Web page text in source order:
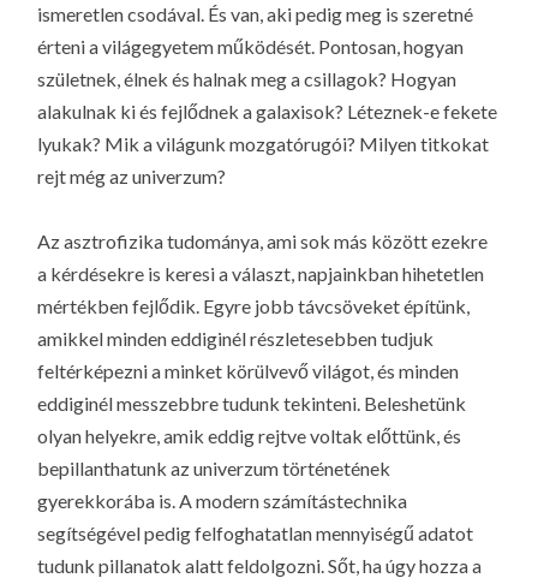
ismeretlen csodával. És van, aki pedig meg is szeretné
érteni a világegyetem működését. Pontosan, hogyan
születnek, élnek és halnak meg a csillagok? Hogyan
alakulnak ki és fejlődnek a galaxisok? Léteznek-e fekete
lyukak? Mik a világunk mozgatórugói? Milyen titkokat
rejt még az univerzum?
Az asztrofizika tudománya, ami sok más között ezekre
a kérdésekre is keresi a választ, napjainkban hihetetlen
mértékben fejlődik. Egyre jobb távcsöveket építünk,
amikkel minden eddiginél részletesebben tudjuk
feltérképezni a minket körülvevő világot, és minden
eddiginél messzebbre tudunk tekinteni. Beleshetünk
olyan helyekre, amik eddig rejtve voltak előttünk, és
bepillanthatunk az univerzum történetének
gyerekkorába is. A modern számítástechnika
segítségével pedig felfoghatatlan mennyiségű adatot
tudunk pillanatok alatt feldolgozni. Sőt, ha úgy hozza a